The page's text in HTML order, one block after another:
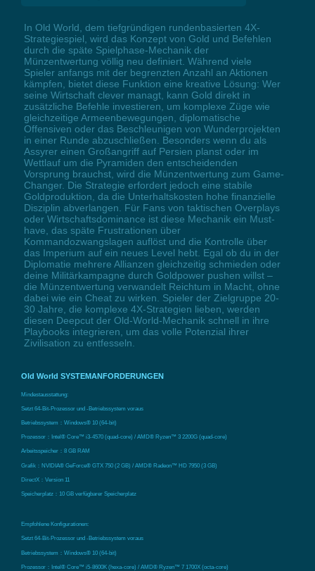
In Old World, dem tiefgründigen rundenbasierten 4X-
Strategiespiel, wird das Konzept von Gold und Befehlen
durch die späte Spielphase-Mechanik der
Münzentwertung völlig neu definiert. Während viele
Spieler anfangs mit der begrenzten Anzahl an Aktionen
kämpfen, bietet diese Funktion eine kreative Lösung: Wer
seine Wirtschaft clever managt, kann Gold direkt in
zusätzliche Befehle investieren, um komplexe Züge wie
gleichzeitige Armeenbewegungen, diplomatische
Offensiven oder das Beschleunigen von Wunderprojekten
in einer Runde abzuschließen. Besonders wenn du als
Assyrer einen Großangriff auf Persien planst oder im
Wettlauf um die Pyramiden den entscheidenden
Vorsprung brauchst, wird die Münzentwertung zum Game-
Changer. Die Strategie erfordert jedoch eine stabile
Goldproduktion, da die Unterhaltskosten hohe finanzielle
Disziplin abverlangen. Für Fans von taktischen Overplays
oder Wirtschaftsdominance ist diese Mechanik ein Must-
have, das späte Frustrationen über
Kommandozwangslagen auflöst und die Kontrolle über
das Imperium auf ein neues Level hebt. Egal ob du in der
Diplomatie mehrere Allianzen gleichzeitig schmieden oder
deine Militärkampagne durch Goldpower pushen willst –
die Münzentwertung verwandelt Reichtum in Macht, ohne
dabei wie ein Cheat zu wirken. Spieler der Zielgruppe 20-
30 Jahre, die komplexe 4X-Strategien lieben, werden
diesen Deepcut der Old-World-Mechanik schnell in ihre
Playbooks integrieren, um das volle Potenzial ihrer
Zivilisation zu entfesseln.
Old World SYSTEMANFORDERUNGEN
Mindestausstattung:
Setzt 64-Bit-Prozessor und -Betriebssystem voraus
Betriebssystem：Windows® 10 (64-bit)
Prozessor：Intel® Core™ i3-4570 (quad-core) / AMD® Ryzen™ 3 2200G (quad-core)
Arbeitsspeicher：8 GB RAM
Grafik：NVIDIA® GeForce® GTX 750 (2 GB) / AMD® Radeon™ HD 7950 (3 GB)
DirectX：Version 11
Speicherplatz：10 GB verfügbarer Speicherplatz
Empfohlene Konfigurationen:
Setzt 64-Bit-Prozessor und -Betriebssystem voraus
Betriebssystem：Windows® 10 (64-bit)
Prozessor：Intel® Core™ i5-8600K (hexa-core) / AMD® Ryzen™ 7 1700X (octa-core)